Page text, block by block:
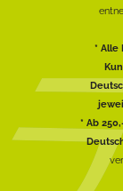
* Alle
* Ab